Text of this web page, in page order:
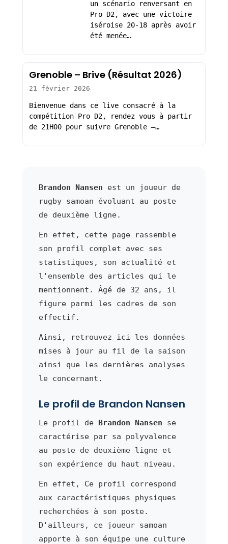
un scénario renversant en
Pro D2, avec une victoire
iséroise 20-18 après avoir
été menée…
Grenoble – Brive (Résultat 2026)
21 février 2026
Bienvenue dans ce live consacré à la
compétition Pro D2, rendez vous à partir
de 21H00 pour suivre Grenoble –…
Brandon Nansen est un joueur de
rugby samoan évoluant au poste
de deuxième ligne.
En effet, cette page rassemble
son profil complet avec ses
statistiques, son actualité et
l'ensemble des articles qui le
mentionnent. Âgé de 32 ans, il
figure parmi les cadres de son
effectif.
Ainsi, retrouvez ici les données
mises à jour au fil de la saison
ainsi que les dernières analyses
le concernant.
Le profil de Brandon Nansen
Le profil de Brandon Nansen se
caractérise par sa polyvalence
au poste de deuxième ligne et
son expérience du haut niveau.
En effet, Ce profil correspond
aux caractéristiques physiques
recherchées à son poste.
D'ailleurs, ce joueur samoan
apporte à son équipe une culture